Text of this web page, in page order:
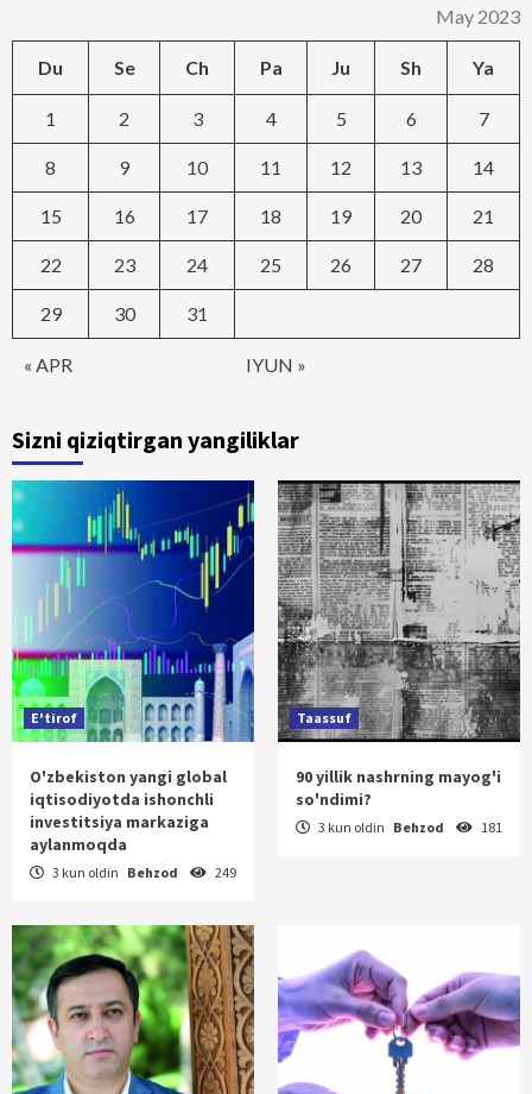
May 2023
Du Se Ch Pa Ju Sh Ya
« APR IYUN »
1 2 3 4 5 6 7
8 9 10 11 12 13 14
15 16 17 18 19 20 21
22 23 24 25 26 27 28
29 30 31
Sizni qiziqtirgan yangiliklar
E'tirof
O'zbekiston yangi global
iqtisodiyotda ishonchli
investitsiya markaziga
aylanmoqda
3 kun oldin Behzod 249
Taassuf
90 yillik nashrning mayog'i
so'ndimi?
3 kun oldin Behzod 181